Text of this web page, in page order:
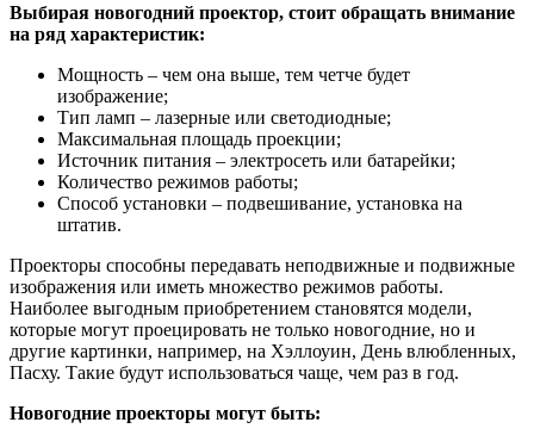
Выбирая новогодний проектор, стоит обращать внимание
на ряд характеристик:
Мощность – чем она выше, тем четче будет
изображение;
Тип ламп – лазерные или светодиодные;
Максимальная площадь проекции;
Источник питания – электросеть или батарейки;
Количество режимов работы;
Способ установки – подвешивание, установка на
штатив.
Проекторы способны передавать неподвижные и подвижные
изображения или иметь множество режимов работы.
Наиболее выгодным приобретением становятся модели,
которые могут проецировать не только новогодние, но и
другие картинки, например, на Хэллоуин, День влюбленных,
Пасху. Такие будут использоваться чаще, чем раз в год.
Новогодние проекторы могут быть: